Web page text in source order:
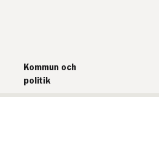
Kommun och
politik